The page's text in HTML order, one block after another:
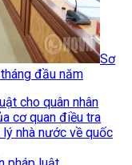
Sơ
đầu năm
cho quân nhân
cơ quan điều tra
nhà nước về quốc